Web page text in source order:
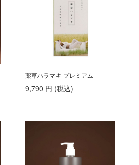
薬草ハラマキ プレミアム
9,790 円 (税込)